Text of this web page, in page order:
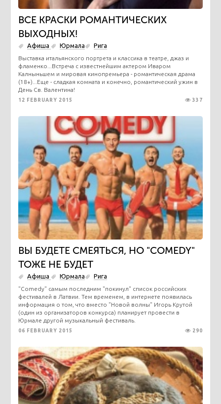
ВСЕ КРАСКИ РОМАНТИЧЕСКИХ
ВЫХОДНЫХ!
Афиша Юрмала Рига
Выставка итальянского портрета и классика в театре, джаз и
фламенко...Встреча с известнейшим актером Иваром
Калныньшем и мировая кинопремьера - романтическая драма
(18+)...Еще - сладкая комната и конечно, романтический ужин в
День Св. Валентина!
12 FEBRUARY 2015 337
ВЫ БУДЕТЕ СМЕЯТЬСЯ, НО "COMEDY"
ТОЖЕ НЕ БУДЕТ
Афиша Юрмала Рига
"Comedy" самым последним "покинул" список российских
фестивалей в Латвии. Тем временем, в интернете появилась
информация о том, что вместо "Новой волны" Игорь Крутой
(один из организаторов конкурса) планирует провести в
Юрмале другой музыкальный фестиваль.
06 FEBRUARY 2015 290